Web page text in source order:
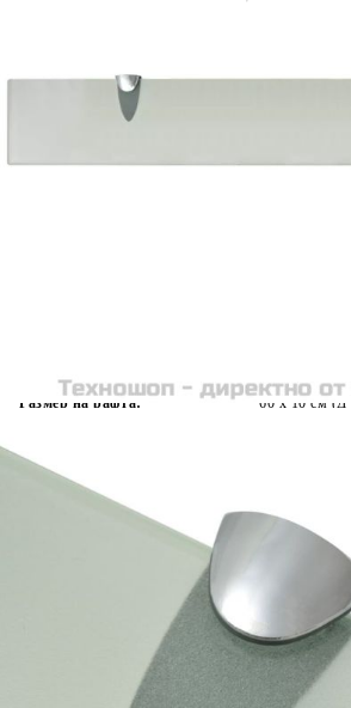
Дебелина на дъската:
8 мм
Размер на рафта:
60 x 10 cм
Купи на изплащане
Credit calculator
Подвижен рафт, стъкло 60 x 10 см, 8
Please select credit institution
€16.00
Extraction of information from credit
Предоставената таблица е с
Добавете продукта в количката си с
количката" и при поръчка ще можете
вноски на кредита.